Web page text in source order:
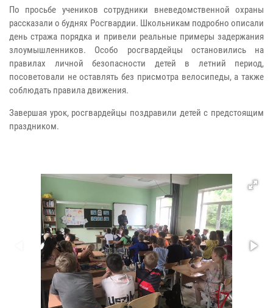
По просьбе учеников сотрудники вневедомственной охраны
рассказали о буднях Росгвардии. Школьникам подробно описали
день стража порядка и привели реальные примеры задержания
злоумышленников. Особо росгвардейцы остановились на
правилах личной безопасности детей в летний период,
посоветовали не оставлять без присмотра велосипеды, а также
соблюдать правила движения.
Завершая урок, росгвардейцы поздравили детей с предстоящим
праздником.